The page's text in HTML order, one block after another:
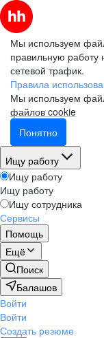
Мы используем
правильную работу
сетевой трафик.
Правила
Мы используем
файлов cookie
Понятно
Ищу работу
Ищу работу
Ищу работу
Ищу сотрудника
Сервисы
Помощь
Ещё
Поиск
Балашов
Войти
Войти
Создать резюме